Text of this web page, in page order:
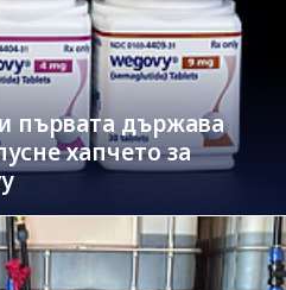
първата държава
хапчето за